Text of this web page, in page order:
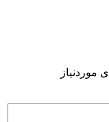
موردنیاز